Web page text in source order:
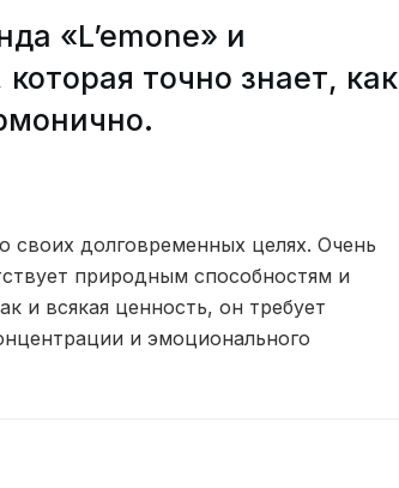
«L’emone» и
точно знает, как
своих долговременных целях. Очень
природным способностям и
и всякая ценность, он требует
и эмоционального